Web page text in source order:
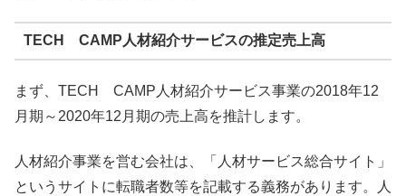
TECH CAMP人材紹介サービスの推定売上高
まず、TECH CAMP人材紹介サービス事業の2018年12
月期～2020年12月期の売上高を推計します。
人材紹介事業を営む会社は、「人材サービス総合サイト」
というサイトに転職者数等を記載する義務があります。人